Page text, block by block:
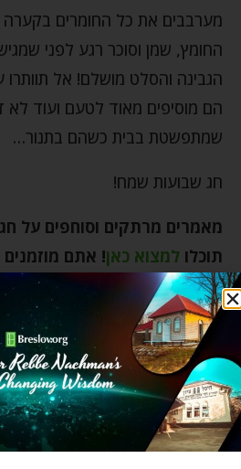
מערבבים את כל החומרים בקערה
החומץ, שמן וסוכר רגע לפני
הגבינה והסלט מושלם! אל תוותרו
הם מוסיפים מאוד לטעם ועוד לא
שמתפשטת בבית כשהם בתנור…
חג שבועות שמח!
מאמרים מרתקים וסוחפים על
תוכלו למצוא כאן! אתם מוזמנים
של מאמרים מרתקים, מחכימים
ומועדים בקישור הזה
בלינצ'ס גבינה חג שבועות מחמאה
סלט מנגו שולחן החג